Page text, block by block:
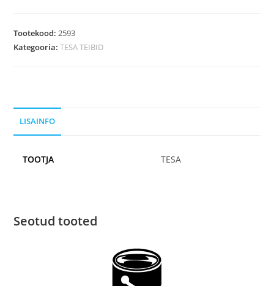
Tootekood:2593
Kategooria:TESA TEIBID
LISAINFO
TOOTJA TESA
Seotud tooted